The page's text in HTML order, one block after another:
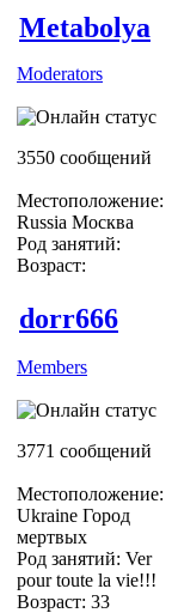
Metabolya
Moderators
3550 сообщений
Местоположение:
Russia Москва
Род занятий:
Возраст:
dorr666
Members
3771 сообщений
Местоположение:
Ukraine Город
мертвых
Род занятий: Ver
pour toute la vie!!!
Возраст: 33